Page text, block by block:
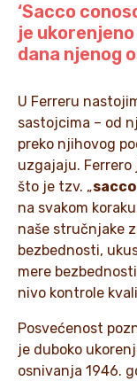
‘Sacco
je
dana njenog
U Ferreru
sastojcima – od
preko njihovog
uzgajaju.
što je tzv. „
na svakom
naše stručnjake
bezbednosti,
mere
nivo kontrole
Posvećenost
je duboko
osnivanja 1946.